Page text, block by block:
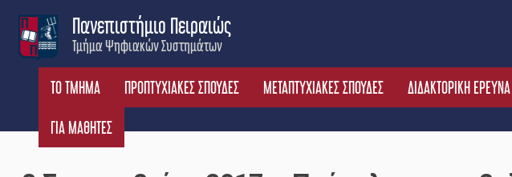
content
Τμήμα Ψηφιακών Συστημάτων
Πανεπιστήμιο Πειραιώς
ΤΟ ΤΜΗΜΑ ΠΡΟΠΤΥΧΙΑΚΕΣ ΣΠΟΥΔΕΣ ΜΕΤΑΠΤΥΧΙΑΚΕΣ ΣΠΟΥΔΕΣ ΔΙΔΑΚΤΟΡΙΚΗ ΕΡΕΥΝΑ
ΓΙΑ ΜΑΘΗΤΕΣ